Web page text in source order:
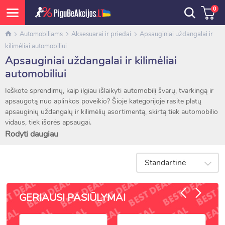
0
Automobiliams Aksesuarai ir priedai
Apsauginiai uždangalai ir
kilimėliai automobiliui
Apsauginiai uždangalai ir kilimėliai
automobiliui
Ieškote sprendimų, kaip ilgiau išlaikyti automobilį švarų, tvarkingą ir
apsaugotą nuo aplinkos poveikio? Šioje kategorijoje rasite platų
apsauginių uždangalų ir kilimėlių asortimentą, skirtą tiek automobilio
vidaus, tiek išorės apsaugai.
Siūlome:
Salono kilimėlius (guminiai ir tekstiliniai) – apsaugai nuo purvo,
Bagažinės kilimėlius – ilgaamžei ir švariai bagažo erdvei
Automobilio uždangalus – viso kėbulo ar dalinius (stiklo,
veidrodėlių, variklio dangčio)
Sėdynių, vairo, panelės uždangalus – kasdienei apsaugai ar
valymo darbams
Rodyti daugiau
Standartinė
GERIAUSI PASIŪLYMAI